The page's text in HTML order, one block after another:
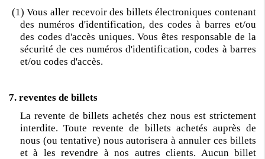
(1) Vous aller recevoir des billets électroniques contenant
des numéros d'identification, des codes à barres et/ou
des codes d'accès uniques. Vous êtes responsable de la
sécurité de ces numéros d'identification, codes à barres
et/ou codes d'accès.
7. reventes de billets
La revente de billets achetés chez nous est strictement
interdite. Toute revente de billets achetés auprès de
nous (ou tentative) nous autorisera à annuler ces billets
et à les revendre à nos autres clients. Aucun billet